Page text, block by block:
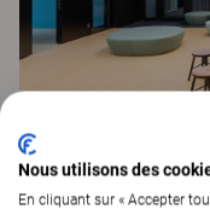
Village La Poste
ESPACES DE TRAVAIL
Nous utilisons des
En cliquant sur « Accepter